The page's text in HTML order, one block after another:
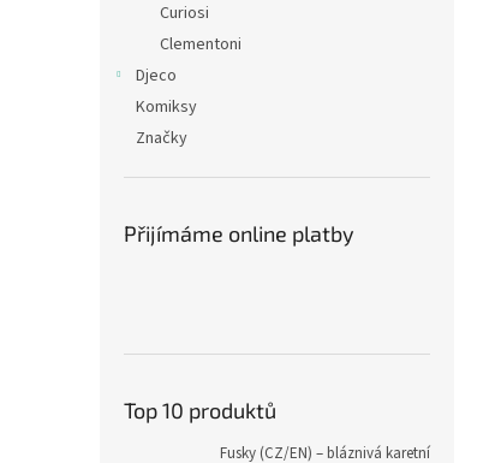
Curiosi
Clementoni
Djeco
Komiksy
Značky
Přijímáme online platby
Top 10 produktů
Fusky (CZ/EN) – bláznivá karetní